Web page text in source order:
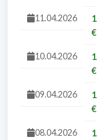
11.04.2026
€
10.04.2026
€
09.04.2026
€
08.04.2026